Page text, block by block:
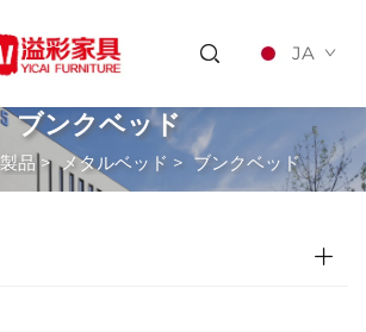
JA
ブンクベッド
製品 >メタルベッド >ブンクベッド